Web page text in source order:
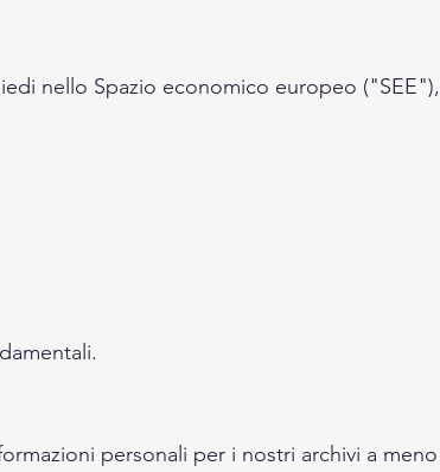
nello Spazio economico europeo ("SEE"),
personali per i nostri archivi a meno